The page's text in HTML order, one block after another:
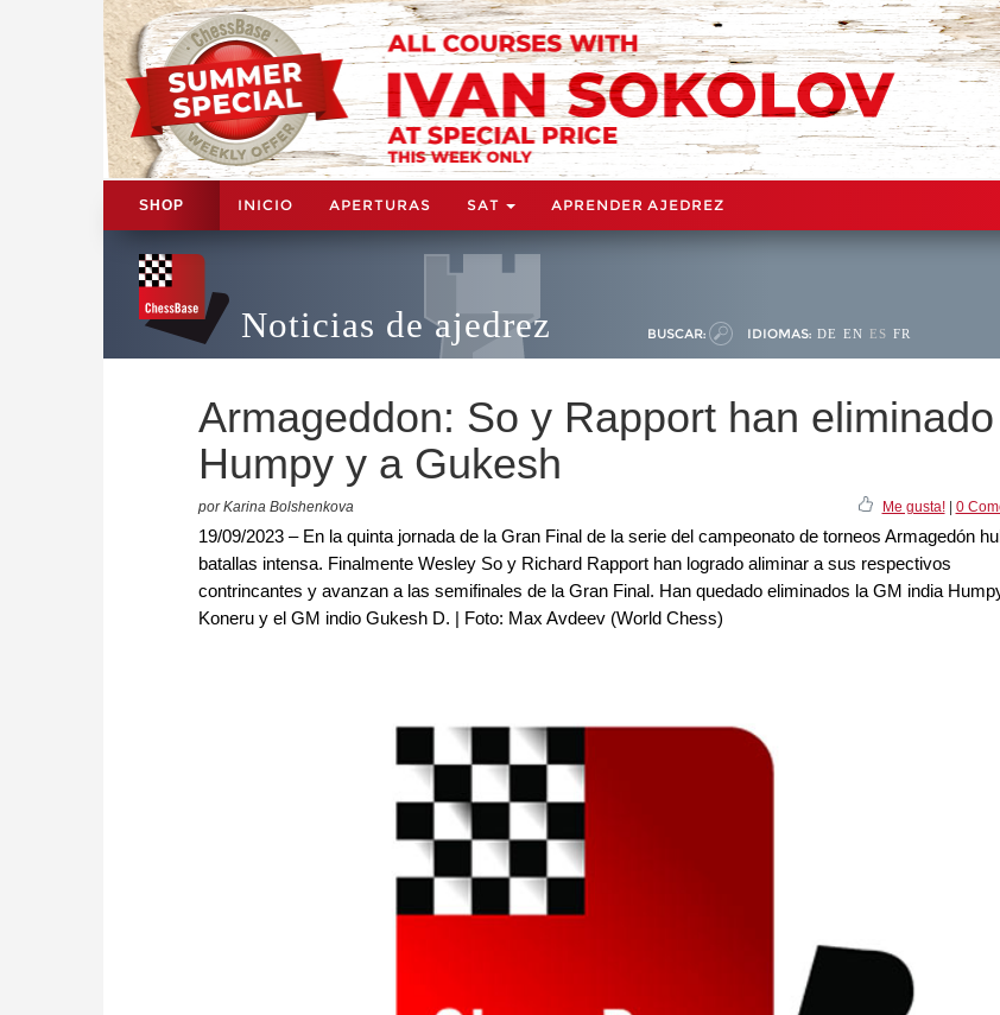
SHOP INICIO APERTURAS SAT APRENDER AJEDREZ
Noticias de ajedrez BUSCAR: IDIOMAS: DE EN ES FR
Armageddon: So y Rapport han
Humpy y a Gukesh
por Karina Bolshenkova Me gusta!| 0
19/09/2023 – En la quinta jornada de la Gran Final de la serie del campeonato de torneos Armagedón
batallas intensa. Finalmente Wesley So y Richard Rapport han logrado aliminar a sus respectivos
contrincantes y avanzan a las semifinales de la Gran Final. Han quedado eliminados la GM india
Koneru y el GM indio Gukesh D. | Foto: Max Avdeev (World Chess)